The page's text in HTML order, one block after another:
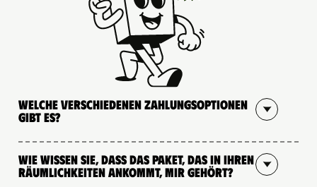
Welche verschiedenen Zahlungsoptionen
gibt es?
Wie wissen Sie, dass das Paket, das in Ihren
Räumlichkeiten ankommt, mir gehört?